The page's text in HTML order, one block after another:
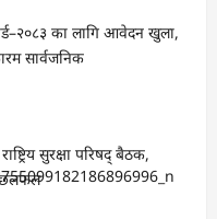
का लागि आवेदन खुला,
सार्वजनिक
सुरक्षा परिषद् बैठक,
छलफल